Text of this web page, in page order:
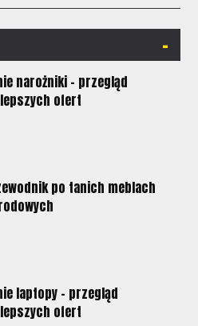
-
narożniki - przegląd
ofert
po tanich meblach
laptopy - przegląd
ofert